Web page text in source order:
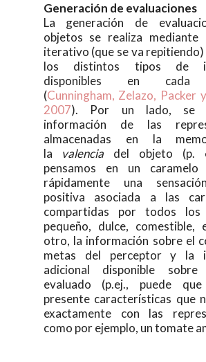
Generación de evaluaciones
La generación de
objetos se realiza mediante
iterativo (que se va
los distintos tipos de
disponibles en cada
(Cunningham, Zelazo, Packer
2007). Por un lado, se
información de las
almacenadas en la
la valencia del objeto (p.
pensamos en un caramelo
rápidamente una
positiva asociada a las
compartidas por todos los
pequeño, dulce,
otro, la información sobre el
metas del perceptor y la
adicional disponible
evaluado (p.ej., puede
presente características que
exactamente con las
como por ejemplo, un tomate